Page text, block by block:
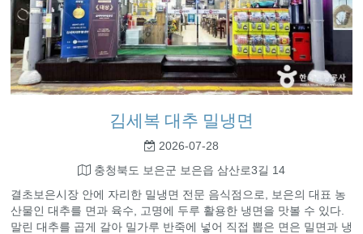
김세복 대추 밀냉면
2026-07-28
충청북도 보은군 보은읍 삼산로3길 14
결초보은시장 안에 자리한 밀냉면 전문 음식점으로, 보은의 대표 농
산물인 대추를 면과 육수, 고명에 두루 활용한 냉면을 맛볼 수 있다.
말린 대추를 곱게 갈아 밀가루 반죽에 넣어 직접 뽑은 면은 밀면과 냉